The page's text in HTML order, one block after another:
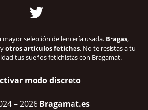
mayor selección de lencería usada. Bragas,
otros artículos fetiches. No te resistas a tu
tus sueños fetichistas con Bragamat.
modo discreto
– 2026 Bragamat.es